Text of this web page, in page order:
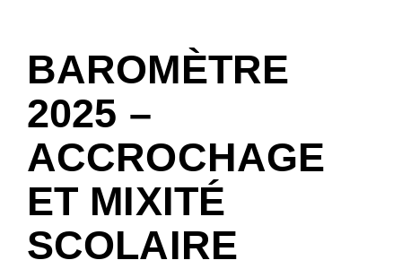
BAROMÈTRE
2025 –
ACCROCHAGE
ET MIXITÉ
SCOLAIRE